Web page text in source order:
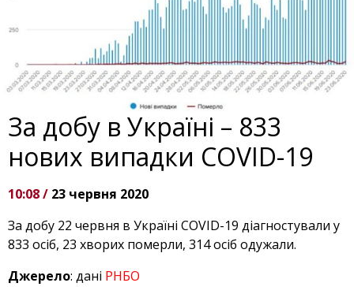
За добу в Україні – 833
нових випадки COVID-19
10:08 / 23 червня 2020
За добу 22 червня в Україні COVID-19 діагностували у
833 осіб, 23 хворих померли, 314 осіб одужали.
Джерело: дані РНБО